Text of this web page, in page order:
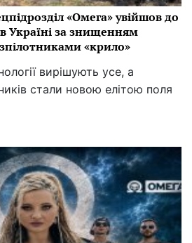
«Омега» увійшов до
Україні за знищенням
«крило»
вирішують усе, а
стали новою елітою поля